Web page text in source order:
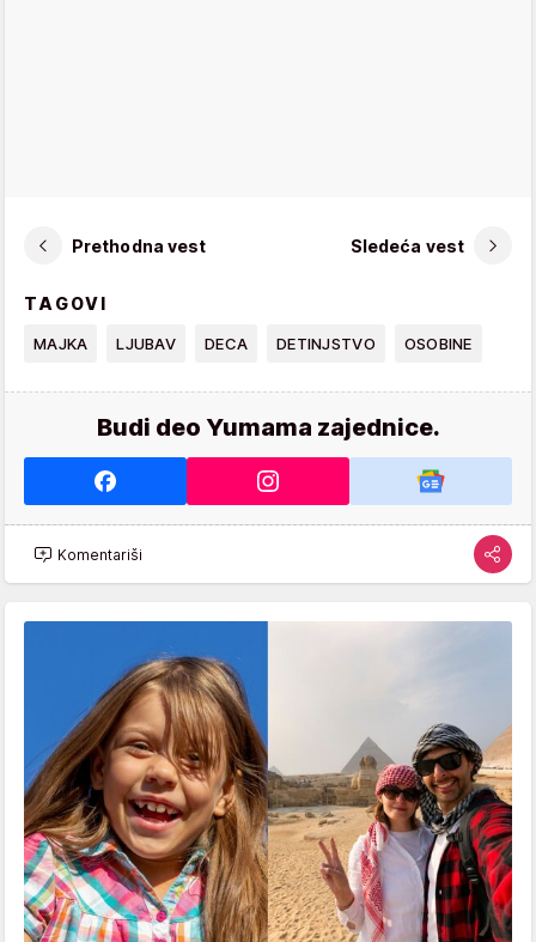
Prethodna vest Sledeća vest
TAGOVI
MAJKA LJUBAV DECA DETINJSTVO OSOBINE
Budi deo Yumama zajednice.
Komentariši